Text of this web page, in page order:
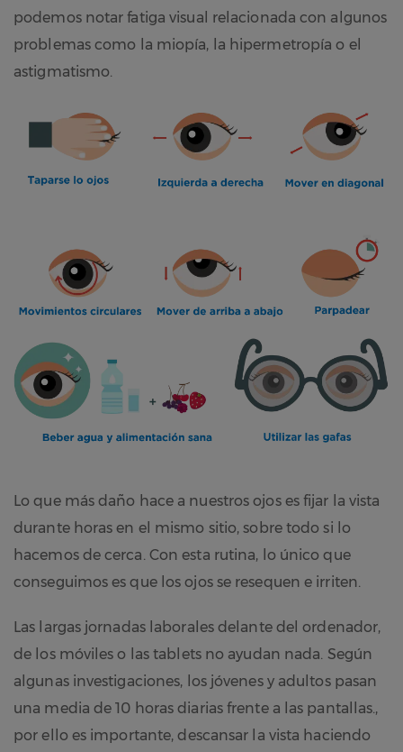
podemos notar fatiga visual relacionada con algunos
problemas como la miopía, la hipermetropía o el
astigmatismo.
Lo que más daño hace a nuestros ojos es fijar la vista
durante horas en el mismo sitio, sobre todo si lo
hacemos de cerca. Con esta rutina, lo único que
conseguimos es que los ojos se resequen e irriten.
Las largas jornadas laborales delante del ordenador,
de los móviles o las tablets no ayudan nada. Según
algunas investigaciones, los jóvenes y adultos pasan
una media de 10 horas diarias frente a las pantallas.,
por ello es importante, descansar la vista haciendo